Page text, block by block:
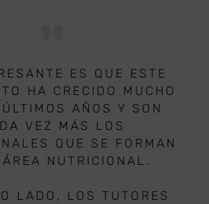
ES QUE ESTE
HA CRECIDO MUCHO
AÑOS Y SON
VEZ MÁS LOS
QUE SE FORMAN
NUTRICIONAL.
LADO, LOS TUTORES